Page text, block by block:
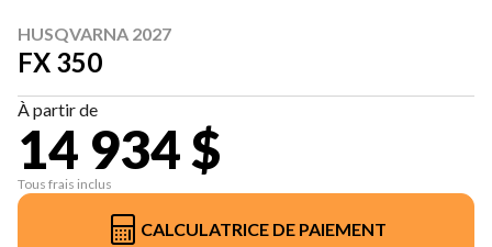
HUSQVARNA 2027
FX 350
À partir de
14 934 $
Tous frais inclus
CALCULATRICE DE PAIEMENT